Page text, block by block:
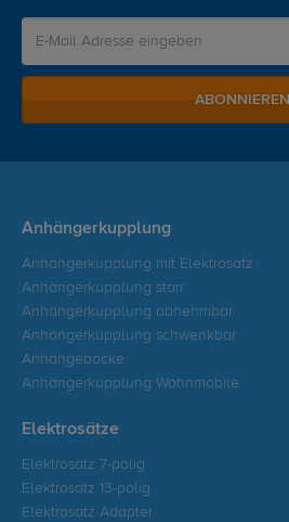
ABONNIEREN
Anhängerkupplung
Anhängerkupplung mit Elektrosatz
Anhängerkupplung starr
Anhängerkupplung abnehmbar
Anhängerkupplung schwenkbar
Anhängeböcke
Anhängerkupplung Wohnmobile
Elektrosätze
Elektrosatz 7-polig
Elektrosatz 13-polig
Elektrosatz Adapter